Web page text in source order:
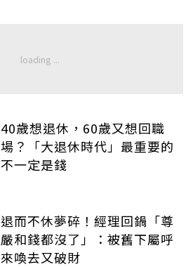
40歲想退休，60歲又想回職
場？「大退休時代」最重要的
不一定是錢
退而不休夢碎！經理回鍋「尊
嚴和錢都沒了」：被舊下屬呼
來喚去又破財